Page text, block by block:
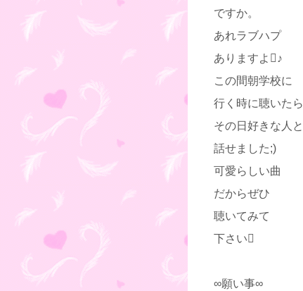
ですか。
あれラブハプ
ありますよ♪
この間朝学校に
行く時に聴いたら
その日好きな人と
話せました;)
可愛らしい曲
だからぜひ
聴いてみて
下さい
∞願い事∞